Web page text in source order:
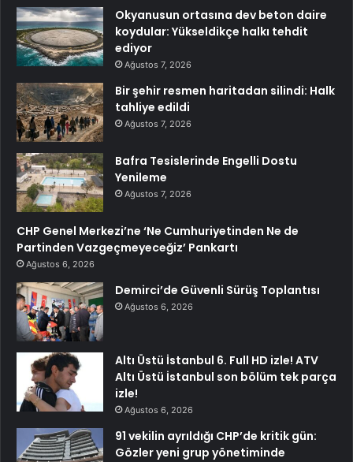
Okyanusun ortasına dev beton daire
koydular: Yükseldikçe halkı tehdit
ediyor
Ağustos 7, 2026
Bir şehir resmen haritadan silindi: Halk
tahliye edildi
Ağustos 7, 2026
Bafra Tesislerinde Engelli Dostu
Yenileme
Ağustos 7, 2026
CHP Genel Merkezi’ne ‘Ne Cumhuriyetinden Ne de
Partinden Vazgeçmeyeceğiz’ Pankartı
Ağustos 6, 2026
Demirci’de Güvenli Sürüş Toplantısı
Ağustos 6, 2026
Altı Üstü İstanbul 6. Full HD izle! ATV
Altı Üstü İstanbul son bölüm tek parça
izle!
Ağustos 6, 2026
91 vekilin ayrıldığı CHP’de kritik gün:
Gözler yeni grup yönetiminde